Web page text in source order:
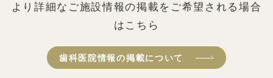
より詳細なご施設情報の掲載をご希望される場合
はこちら
歯科医院情報の掲載について